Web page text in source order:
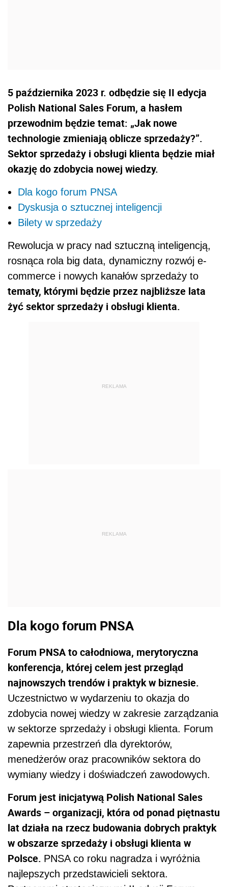
5 października 2023 r. odbędzie się II edycja
Polish National Sales Forum, a hasłem
przewodnim będzie temat: „Jak nowe
technologie zmieniają oblicze sprzedaży?”.
Sektor sprzedaży i obsługi klienta będzie miał
okazję do zdobycia nowej wiedzy.
Dla kogo forum PNSA
Dyskusja o sztucznej inteligencji
Bilety w sprzedaży
Rewolucja w pracy nad sztuczną inteligencją,
rosnąca rola big data, dynamiczny rozwój e-
commerce i nowych kanałów sprzedaży to
tematy, którymi będzie przez najbliższe lata
żyć sektor sprzedaży i obsługi klienta.
REKLAMA
REKLAMA
Dla kogo forum PNSA
Forum PNSA to całodniowa, merytoryczna
konferencja, której celem jest przegląd
najnowszych trendów i praktyk w biznesie.
Uczestnictwo w wydarzeniu to okazja do
zdobycia nowej wiedzy w zakresie zarządzania
w sektorze sprzedaży i obsługi klienta. Forum
zapewnia przestrzeń dla dyrektorów,
menedżerów oraz pracowników sektora do
wymiany wiedzy i doświadczeń zawodowych.
Forum jest inicjatywą Polish National Sales
Awards – organizacji, która od ponad piętnastu
lat działa na rzecz budowania dobrych praktyk
w obszarze sprzedaży i obsługi klienta w
Polsce. PNSA co roku nagradza i wyróżnia
najlepszych przedstawicieli sektora.